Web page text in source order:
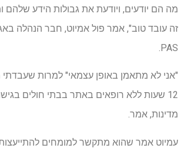
מה הם יודעים, ויודעת את גבולות הידע שלהם
זה עובד טוב", אמר פול אמיוט, חבר הנהלה
PAS.
"אני לא מתאמן באופן עצמאי" למרות
12 שעות ללא רופאים באתר בבתי חולים
מדינות, אמר.
עמיוט אמר שהוא מתקשר למומחים